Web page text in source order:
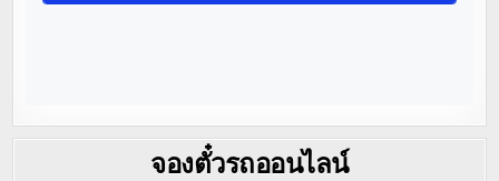
จองตั๋วรถออนไลน์